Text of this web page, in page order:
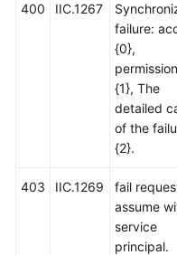
400 IIC.1267
failure:
{0},
{1}, The
detailed
of the
{2}.
403 IIC.1269
fail
assume
service
principal.